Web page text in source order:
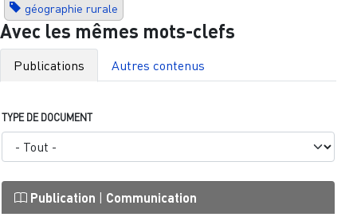
géographie rurale
Avec les mêmes mots-clefs
Publications Autres contenus
TYPE DE DOCUMENT
Publication | Communication